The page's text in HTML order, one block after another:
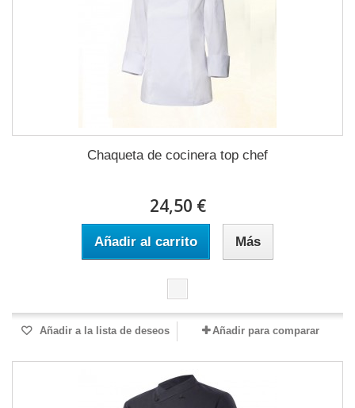
Chaqueta de cocinera top chef
24,50 €
Añadir al carrito Más
Añadir a la lista de deseos Añadir para comparar